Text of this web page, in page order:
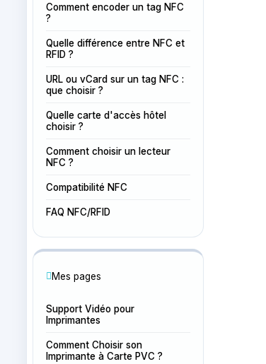
Comment encoder un tag NFC
?
Quelle différence entre NFC et
RFID ?
URL ou vCard sur un tag NFC :
que choisir ?
Quelle carte d'accès hôtel
choisir ?
Comment choisir un lecteur
NFC ?
Compatibilité NFC
FAQ NFC/RFID
Mes pages
Support Vidéo pour
Imprimantes
Comment Choisir son
Imprimante à Carte PVC ?